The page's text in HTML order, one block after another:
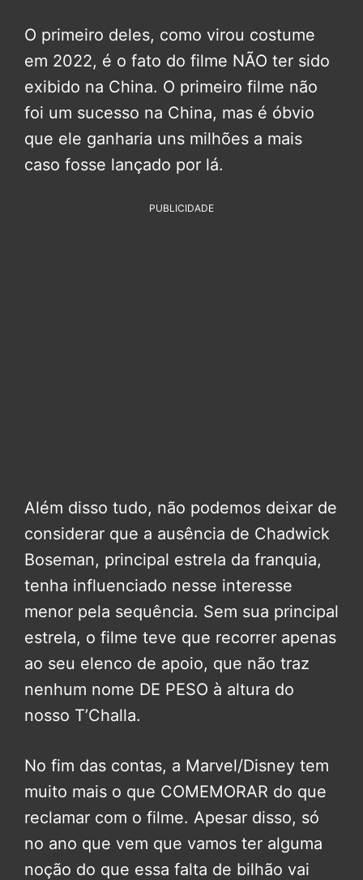
O primeiro deles, como virou costume
em 2022, é o fato do filme NÃO ter sido
exibido na China. O primeiro filme não
foi um sucesso na China, mas é óbvio
que ele ganharia uns milhões a mais
caso fosse lançado por lá.
PUBLICIDADE
Além disso tudo, não podemos deixar de
considerar que a ausência de Chadwick
Boseman, principal estrela da franquia,
tenha influenciado nesse interesse
menor pela sequência. Sem sua principal
estrela, o filme teve que recorrer apenas
ao seu elenco de apoio, que não traz
nenhum nome DE PESO à altura do
nosso T’Challa.
No fim das contas, a Marvel/Disney tem
muito mais o que COMEMORAR do que
reclamar com o filme. Apesar disso, só
no ano que vem que vamos ter alguma
noção do que essa falta de bilhão vai